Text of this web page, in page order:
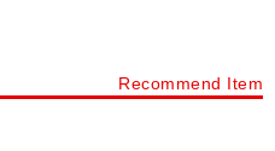
工具保管庫Recommend Item